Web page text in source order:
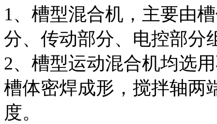
1、槽型混合机，主要由
分、传动部分、电控部分
2、槽型运动混合机均选
槽体密焊成形，搅拌轴两
度。